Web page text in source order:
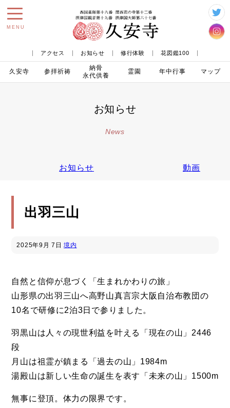
toggle
navigation
MENU
アクセス お知らせ 修行体験 花図鑑100
久安寺 参拝祈祷
納骨
永代供養
霊園 年中行事 マップ
お知らせ
News
お知らせ 動画
出羽三山
2025年9月 7日 境内
自然と信仰が息づく「生まれかわりの旅」
山形県の出羽三山へ高野山真言宗大阪自治布教団の
10名で研修に2泊3日で参りました。
羽黒山は人々の現世利益を叶える「現在の山」2446
段
月山は祖霊が鎮まる「過去の山」1984m
湯殿山は新しい生命の誕生を表す「未来の山」1500m
無事に登頂。体力の限界です。